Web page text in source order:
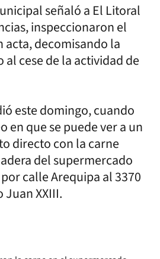
señaló a El Litoral
inspeccionaron el
acta, decomisando la
cese de la actividad de
este domingo, cuando
en que se puede ver a un
directo con la carne
del supermercado
calle Arequipa al 3370
XXIII.